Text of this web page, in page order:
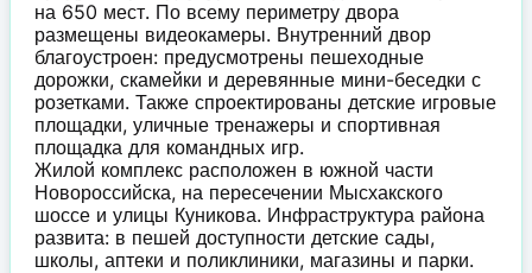
на 650 мест. По всему периметру двора
размещены видеокамеры. Внутренний двор
благоустроен: предусмотрены пешеходные
дорожки, скамейки и деревянные мини-беседки с
розетками. Также спроектированы детские игровые
площадки, уличные тренажеры и спортивная
площадка для командных игр.
Жилой комплекс расположен в южной части
Новороссийска, на пересечении Мысхакского
шоссе и улицы Куникова. Инфраструктура района
развита: в пешей доступности детские сады,
школы, аптеки и поликлиники, магазины и парки.